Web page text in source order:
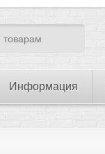
Информация